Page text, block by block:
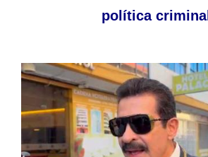
política